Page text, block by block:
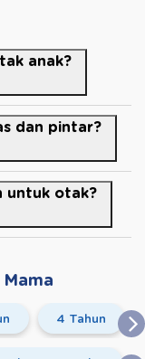
anak?
dan pintar?
untuk otak?
4 Tahun